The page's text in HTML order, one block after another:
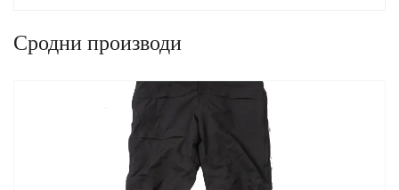
Сродни производи